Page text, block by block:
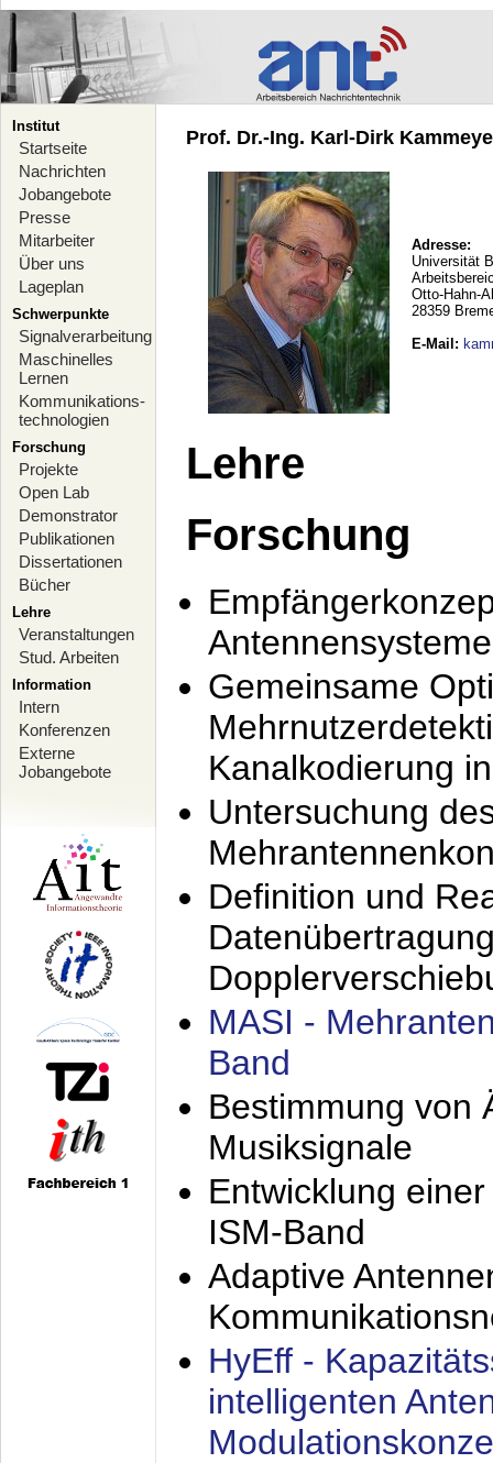
Institut
Startseite
Nachrichten
Jobangebote
Presse
Mitarbeiter
Über uns
Lageplan
Schwerpunkte
Signalverarbeitung
Maschinelles
Lernen
Kommunikations-
technologien
Forschung
Projekte
Open Lab
Demonstrator
Publikationen
Dissertationen
Bücher
Lehre
Veranstaltungen
Stud. Arbeiten
Information
Intern
Konferenzen
Externe
Jobangebote
Prof. Dr.-Ing. Karl-Dirk
Adresse:
Universität
Otto-Hahn-
28359
E-Mail :
Lehre
Forschung
Antennensysteme
Gemeinsame
Kanalkodierung
Untersuchung
Definition und
MASI -
Band
Bestimmung von
Musiksignale
Entwicklung
ISM-Band
Adaptive
HyEff -
intelligenten